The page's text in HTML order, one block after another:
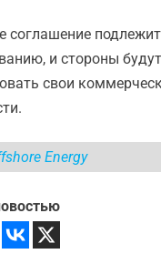
соглашение
и стороны
свои
Energy